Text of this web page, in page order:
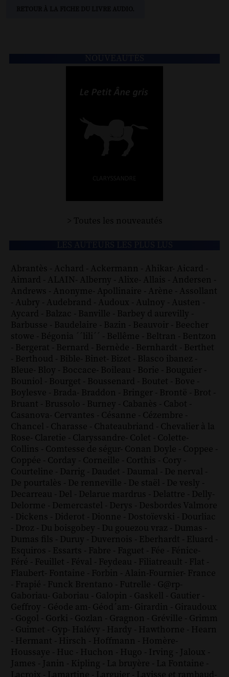
> Toutes les nouveautés
Abrantès - Achard - Ackermann - Ahikar- Aicard -
Aimard - ALAIN- Alberny - Alixe- Allais - Andersen -
Andrews - Anonyme- Apollinaire - Arène - Assollant
- Aubry - Audebrand - Audoux - Aulnoy - Austen -
Aycard - Balzac - Banville - Barbey d aurevilly -
Barbusse - Baudelaire - Bazin - Beauvoir - Beecher
stowe - Bégonia ´´lili´´ - Bellême - Beltran - Bentzon
- Bergerat - Bernard - Bernède - Bernhardt - Berthet
- Berthoud - Bible- Binet- Bizet - Blasco ibanez -
Bleue- Bloy - Boccace- Boileau - Borie - Bouguier -
Bouniol - Bourget - Boussenard - Boutet - Bove -
Boylesve - Brada- Braddon - Bringer - Brontë - Brot -
Bruant - Brussolo - Burney - Cabanès - Cabot -
Casanova- Cervantes - Césanne - Cézembre -
Chancel - Charasse - Chateaubriand - Chevalier à la
Rose- Claretie - Claryssandre- Colet - Colette-
Collins - Comtesse de ségur- Conan Doyle - Coppee -
Coppée - Corday - Corneille - Corthis - Cory -
Courteline - Darrig - Daudet - Daumal - De nerval -
De pourtalès - De renneville - De staël - De vesly -
Decarreau - Del - Delarue mardrus - Delattre - Delly-
Delorme - Demercastel - Derys - Desbordes Valmore
- Dickens - Diderot - Dionne - Dostoïevski - Dourliac
- Droz - Du boisgobey - Du gouezou vraz - Dumas -
Dumas fils - Duruy - Duvernois - Eberhardt - Eluard -
Esquiros - Essarts - Fabre - Faguet - Fée - Fénice-
Féré - Feuillet - Féval - Feydeau - Filiatreault - Flat -
Flaubert- Fontaine - Forbin - Alain-Fournier- France
- Frapié - Funck Brentano - Futrelle - G@rp-
Gaboriau- Gaboriau - Galopin - Gaskell - Gautier -
Geffroy - Géode am- Géod´am- Girardin - Giraudoux
- Gogol - Gorki - Gozlan - Gragnon - Gréville - Grimm
- Guimet - Gyp- Halévy - Hardy - Hawthorne - Hearn
- Hermant - Hirsch - Hoffmann - Homère-
Houssaye - Huc - Huchon - Hugo - Irving - Jaloux -
James - Janin - Kipling - La bruyère - La Fontaine -